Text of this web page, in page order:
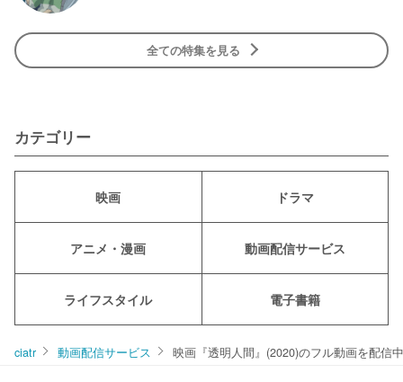
全ての特集を見る
カテゴリー
映画 ドラマ
アニメ・漫画 動画配信サービス
ライフスタイル 電子書籍
ciatr 動画配信サービス 映画『透明人間』(2020)のフル動画を配信